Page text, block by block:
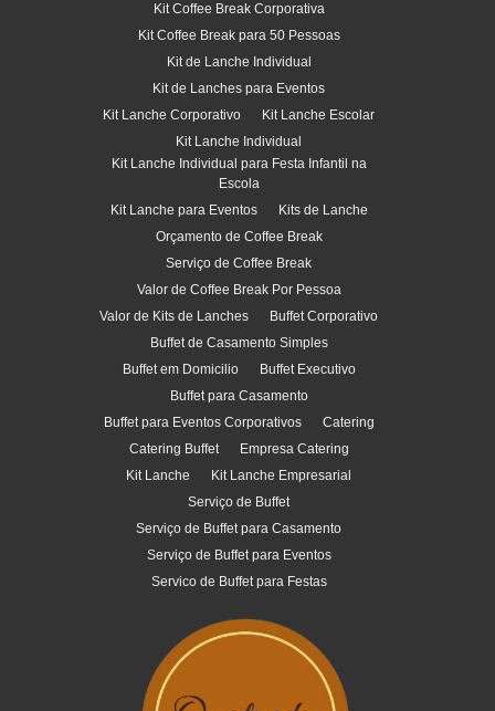
Kit Coffee Break Corporativa
Kit Coffee Break para 50 Pessoas
Kit de Lanche Individual
Kit de Lanches para Eventos
Kit Lanche Corporativo
Kit Lanche Escolar
Kit Lanche Individual
Kit Lanche Individual para Festa Infantil na
Escola
Kit Lanche para Eventos
Kits de Lanche
Orçamento de Coffee Break
Serviço de Coffee Break
Valor de Coffee Break Por Pessoa
Valor de Kits de Lanches
Buffet Corporativo
Buffet de Casamento Simples
Buffet em Domicilio
Buffet Executivo
Buffet para Casamento
Buffet para Eventos Corporativos
Catering
Catering Buffet
Empresa Catering
Kit Lanche
Kit Lanche Empresarial
Serviço de Buffet
Serviço de Buffet para Casamento
Serviço de Buffet para Eventos
Servico de Buffet para Festas